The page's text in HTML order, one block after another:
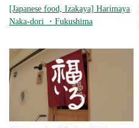
[Japanese food, Izakaya] Harimaya
Naka-dori ・ Fukushima